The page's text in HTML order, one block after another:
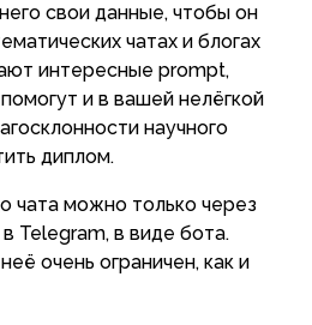
свои данные, чтобы он
чатах и блогах
интересные prompt,
и в вашей нелёгкой
научного
диплом.
чата можно только через
Telegram, в виде бота.
очень ограничен, как и